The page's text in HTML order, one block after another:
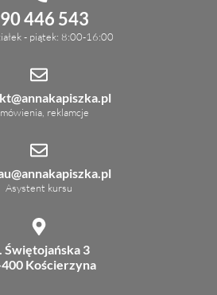
446 543
- piątek: 8:00-16:00
reklamcje
Asystent kursu
Świętojańska 3
Kościerzyna